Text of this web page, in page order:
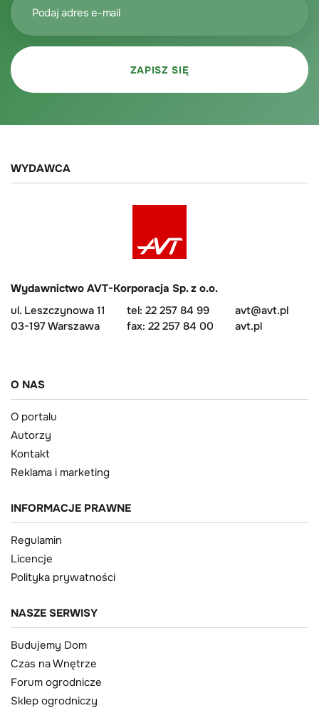
WYDAWCA
Wydawnictwo AVT-Korporacja Sp. z o.o.
ul. Leszczynowa 11
03-197 Warszawa
tel: 22 257 84 99
fax: 22 257 84 00
avt@avt.pl
avt.pl
O NAS
O portalu
Autorzy
Kontakt
Reklama i marketing
INFORMACJE PRAWNE
Regulamin
Licencje
Polityka prywatności
NASZE SERWISY
Budujemy Dom
Czas na Wnętrze
Forum ogrodnicze
Sklep ogrodniczy